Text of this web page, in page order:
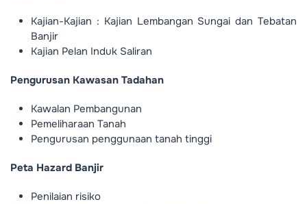
Kajian-Kajian : Kajian Lembangan Sungai dan Tebatan
Banjir
Kajian Pelan Induk Saliran
Pengurusan Kawasan Tadahan
Kawalan Pembangunan
Pemeliharaan Tanah
Pengurusan penggunaan tanah tinggi
Peta Hazard Banjir
Penilaian risiko